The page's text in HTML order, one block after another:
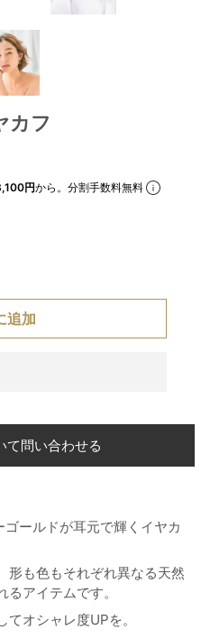
カフ
円から。分割手数料無料
追加
て問い合わせる
ールドが耳元で輝くイヤカ
形も色もそれぞれ異なる天然
アイテムです。
オシャレ度UPを。